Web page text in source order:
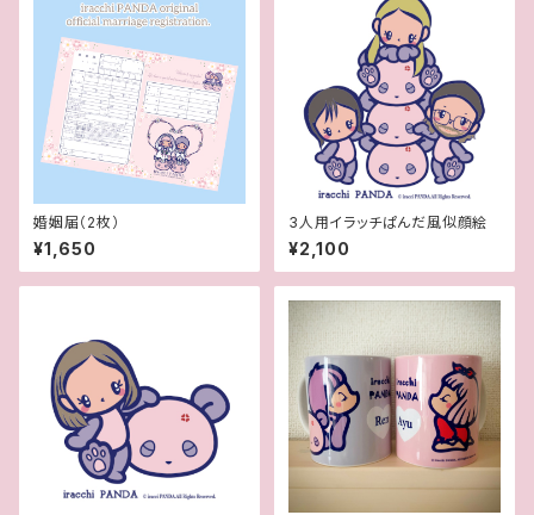
婚姻届（2枚）
¥1,650
3人用イラッチぱんだ風似顔絵
¥2,100